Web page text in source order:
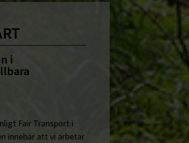
i
Fair Transport i
innebär att vi arbetar